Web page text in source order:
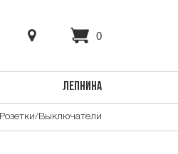
0
ЛЕПНИНА
Розетки/Выключатели